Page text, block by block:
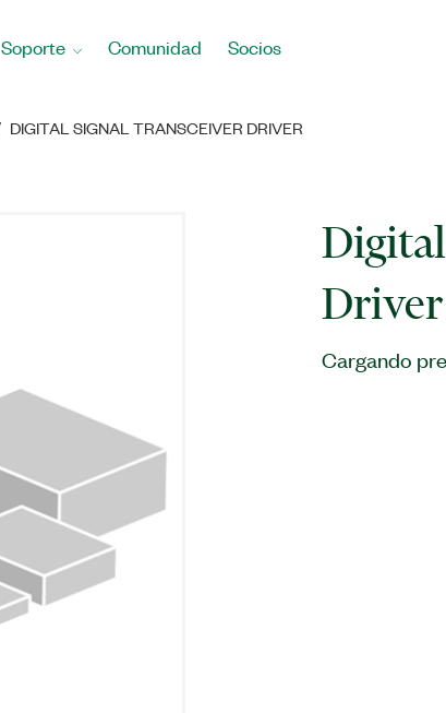
Soporte Comunidad Socios
DIGITAL SIGNAL TRANSCEIVER DRIVER
Driver
Cargando